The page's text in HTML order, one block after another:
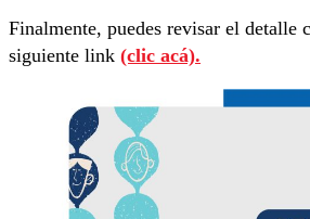
Finalmente, puedes revisar el detalle
siguiente link (clic acá).